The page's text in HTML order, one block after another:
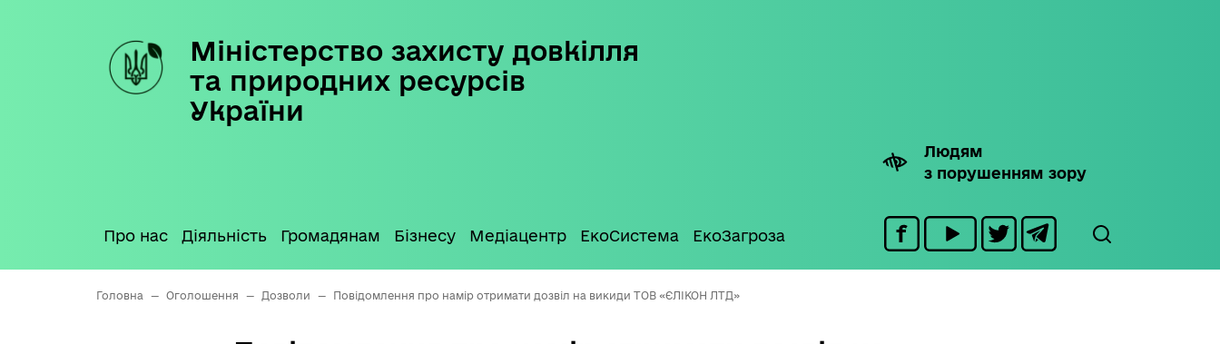
Міністерство захисту довкілля
та природних ресурсів
України
Людям
з порушенням зору
Про нас Діяльність Громадянам Бізнесу Медіацентр ЕкоСистема ЕкоЗагроза
Головна — Оголошення — Дозволи — Повідомлення про намір отримати дозвіл на викиди ТОВ «ЄЛІКОН ЛТД»